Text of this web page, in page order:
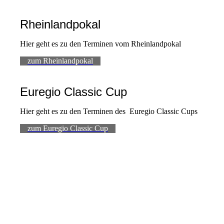
Rheinlandpokal
Hier geht es zu den Terminen vom Rheinlandpokal
zum Rheinlandpokal
Euregio Classic Cup
Hier geht es zu den Terminen des Euregio Classic Cups
zum Euregio Classic Cup